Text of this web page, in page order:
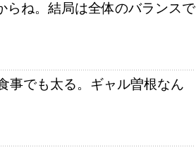
らね。結局は全体のバランスで
事でも太る。ギャル曽根なん